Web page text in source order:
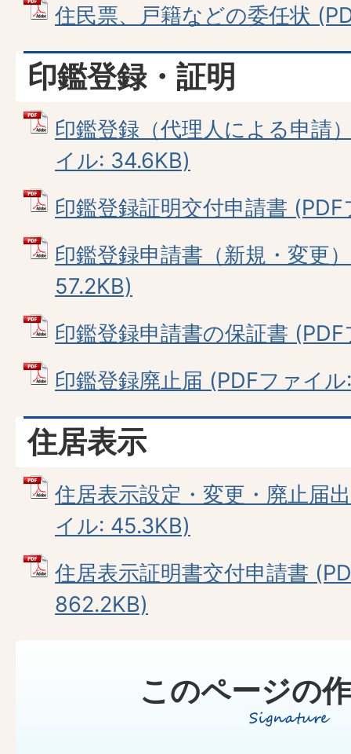
住民票、戸籍などの委任状
印鑑登録・証明
印鑑登録（代理人による申請
イル: 34.6KB)
印鑑登録証明交付申請書
印鑑登録申請書（新規・変更
57.2KB)
印鑑登録申請書の保証書
印鑑登録廃止届 (PDFファイ
住居表示
住居表示設定・変更・廃止届
イル: 45.3KB)
住居表示証明書交付申請書
862.2KB)
このページの